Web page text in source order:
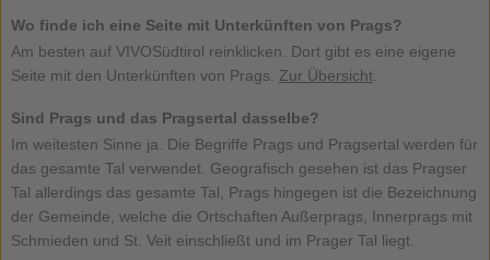
Wo finde ich eine Seite mit Unterkünften von Prags?
Am besten auf VIVOSüdtirol reinklicken. Dort gibt es eine eigene
Seite mit den Unterkünften von Prags. Zur Übersicht.
Sind Prags und das Pragsertal dasselbe?
Im weitesten Sinne ja. Die Begriffe Prags und Pragsertal werden für
das gesamte Tal verwendet. Geografisch gesehen ist das Pragser
Tal allerdings das gesamte Tal, Prags hingegen ist die Bezeichnung
der Gemeinde, welche die Ortschaften Außerprags, Innerprags mit
Schmieden und St. Veit einschließt und im Prager Tal liegt.